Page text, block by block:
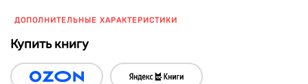
ДОПОЛНИТЕЛЬНЫЕ ХАРАКТЕРИСТИКИ
Купить книгу